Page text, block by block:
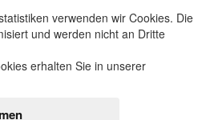
verwenden wir Cookies. Die
und werden nicht an Dritte
erhalten Sie in unserer